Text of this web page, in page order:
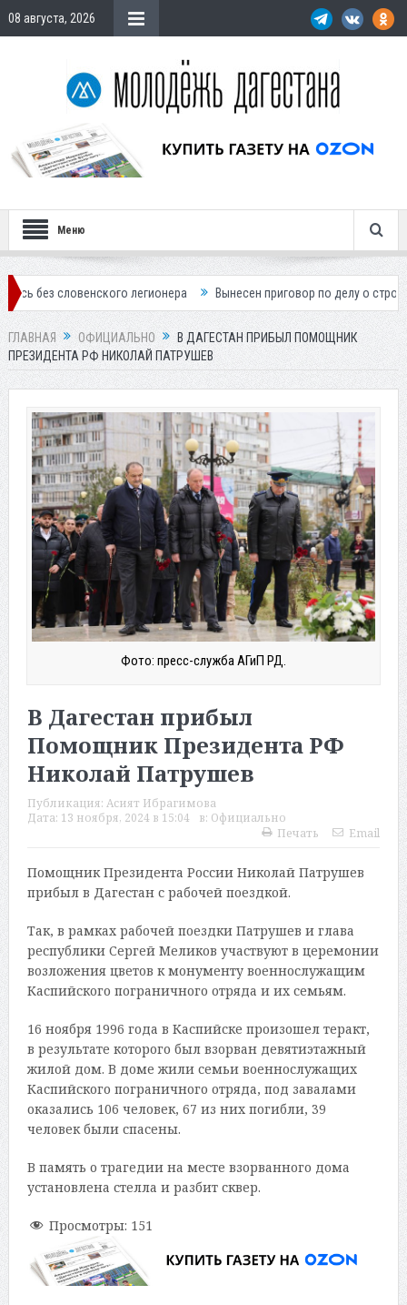
08 августа, 2026
Меню
легионера Вынесен приговор по делу о строительстве
ГЛАВНАЯ ОФИЦИАЛЬНО
В ДАГЕСТАН ПРИБЫЛ ПОМОЩНИК
ПРЕЗИДЕНТА РФ НИКОЛАЙ ПАТРУШЕВ
Фото: пресс-служба АГиП РД.
В Дагестан прибыл
Помощник Президента РФ
Николай Патрушев
Публикация: Асият Ибрагимова
Дата: 13 ноября, 2024 в 15:04 в: Официально
Печать
Email
Помощник Президента России Николай Патрушев
прибыл в Дагестан с рабочей поездкой.
Так, в рамках рабочей поездки Патрушев и глава
республики Сергей Меликов участвуют в церемонии
возложения цветов к монументу военнослужащим
Каспийского пограничного отряда и их семьям.
16 ноября 1996 года в Каспийске произошел теракт,
в результате которого был взорван девятиэтажный
жилой дом. В доме жили семьи военнослужащих
Каспийского пограничного отряда, под завалами
оказались 106 человек, 67 из них погибли, 39
человек были спасены.
В память о трагедии на месте взорванного дома
установлена стелла и разбит сквер.
Просмотры: 151